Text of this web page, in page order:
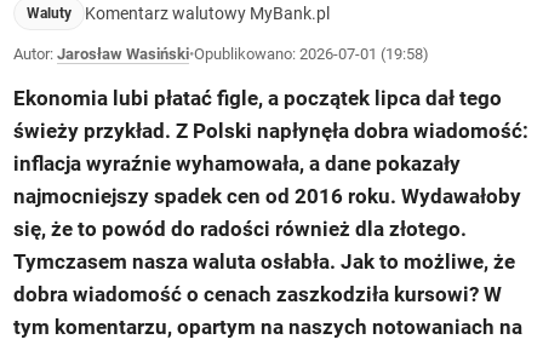
Waluty Komentarz walutowy MyBank.pl
Autor:Jarosław Wasiński•Opublikowano:2026-07-01 (19:58)
Ekonomia lubi płatać figle, a początek lipca dał tego
świeży przykład. Z Polski napłynęła dobra wiadomość:
inflacja wyraźnie wyhamowała, a dane pokazały
najmocniejszy spadek cen od 2016 roku. Wydawałoby
się, że to powód do radości również dla złotego.
Tymczasem nasza waluta osłabła. Jak to możliwe, że
dobra wiadomość o cenach zaszkodziła kursowi? W
tym komentarzu, opartym na naszych notowaniach na